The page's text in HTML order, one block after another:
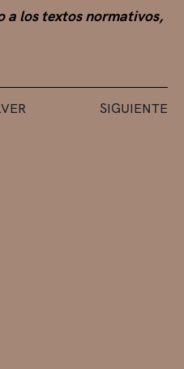
a los textos normativos,
SIGUIENTE